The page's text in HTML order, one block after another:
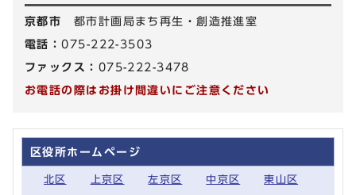
京都市 都市計画局まち再生・創造推進室
電話：075-222-3503
ファックス： 075-222-3478
お電話の際はお掛け間違いにご注意ください
区役所ホームページ
北区 上京区 左京区 中京区 東山区